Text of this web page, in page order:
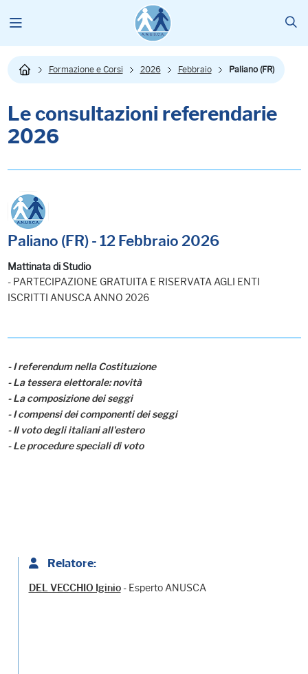
Formazione e Corsi 2026 Febbraio Paliano (FR)
Le consultazioni referendarie
2026
Paliano (FR) - 12 Febbraio 2026
Mattinata di Studio
- PARTECIPAZIONE GRATUITA E RISERVATA AGLI ENTI
ISCRITTI ANUSCA ANNO 2026
- I referendum nella Costituzione
- La tessera elettorale: novità
- La composizione dei seggi
- I compensi dei componenti dei seggi
- Il voto degli italiani all'estero
- Le procedure speciali di voto
Relatore:
DEL VECCHIO Iginio - Esperto ANUSCA